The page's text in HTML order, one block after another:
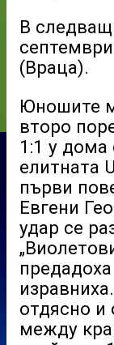
В
септември
(Враца).
Юношите
второ
1:1 у дома
елитната
първи
Евгени
удар се
отдясно и
между